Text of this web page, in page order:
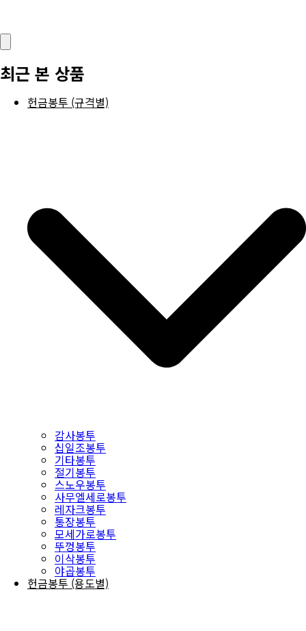
최근 본 상품
헌금봉투 (규격별)
감사봉투
십일조봉투
기타봉투
절기봉투
스노우봉투
사무엘세로봉투
레자크봉투
통장봉투
모세가로봉투
뚜껑봉투
이삭봉투
야곱봉투
헌금봉투 (용도별)